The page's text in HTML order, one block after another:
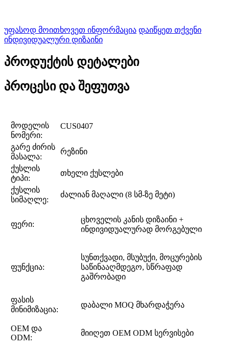
უფასოდ მოითხოვეთ ინფორმაცია დაიწყეთ თქვენი
ინდივიდუალური დიზაინი
პროდუქტის დეტალები
პროცესი და შეფუთვა
მოდელის
ნომერი:
CUS0407
გარე ძირის
მასალა:
რეზინი
ქუსლის
ტიპი:
თხელი ქუსლები
ქუსლის
სიმაღლე:
ძალიან მაღალი (8 სმ-ზე მეტი)
ფერი:
ცხოველის კანის დიზაინი +
ინდივიდუალურად მორგებული
ფუნქცია:
სუნთქვადი, მსუბუქი, მოცურების
საწინააღმდეგო, სწრაფად
გაშრობადი
ფასის
მინიმიზაცია:
დაბალი MOQ მხარდაჭერა
OEM და
ODM:
მიიღეთ OEM ODM სერვისები